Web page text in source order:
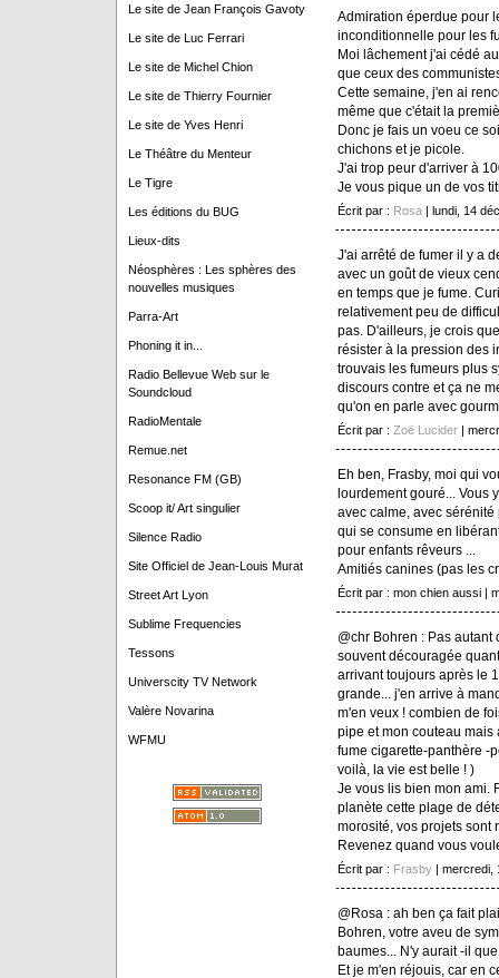
Le site de Jean François Gavoty
Le site de Luc Ferrari
Le site de Michel Chion
Le site de Thierry Fournier
Le site de Yves Henri
Le Théâtre du Menteur
Le Tigre
Les éditions du BUG
Lieux-dits
Néosphères : Les sphères des
nouvelles musiques
Parra-Art
Phoning it in...
Radio Bellevue Web sur le
Soundcloud
RadioMentale
Remue.net
Resonance FM (GB)
Scoop it/ Art singulier
Silence Radio
Site Officiel de Jean-Louis Murat
Street Art Lyon
Sublime Frequencies
Tessons
Universcity TV Network
Valère Novarina
WFMU
Admiration éperdue pour
inconditionnelle pour les
Moi lâchement j'ai cédé
que ceux des
Cette semaine, j'en ai
même que c'était la
Donc je fais un voeu ce
chichons et je picole.
J'ai trop peur d'arriver à
Je vous pique un de vos
Écrit par : Rosa| lundi, 14
J'ai arrêté de fumer il y a
avec un goût de vieux
en temps que je fume.
relativement peu de
pas. D'ailleurs, je crois
résister à la pression des
trouvais les fumeurs plus
discours contre et ça ne
qu'on en parle avec
Écrit par : Zoë Lucider|
Eh ben, Frasby, moi qui
lourdement gouré... Vous
avec calme, avec
qui se consume en
pour enfants rêveurs ...
Amitiés canines (pas les
Écrit par : mon chien aussi |
@chr Bohren : Pas
souvent découragée
arrivant toujours après le
grande... j'en arrive à
m'en veux ! combien de
pipe et mon couteau mais
fume cigarette-panthère -
voilà, la vie est belle ! )
Je vous lis bien mon ami.
planète cette plage de
morosité, vos projets sont
Revenez quand vous
Écrit par : Frasby| mercredi,
@Rosa : ah ben ça fait
Bohren, votre aveu de
baumes... N'y aurait -il
Et je m'en réjouis, car en